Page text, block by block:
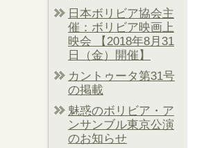
日本ボリビア協会主
催：ボリビア映画上
映会 【2018年8月31
日（金）開催】
カントゥータ第31号
の掲載
魅惑のボリビア・ア
ンサンブル東京公演
のお知らせ